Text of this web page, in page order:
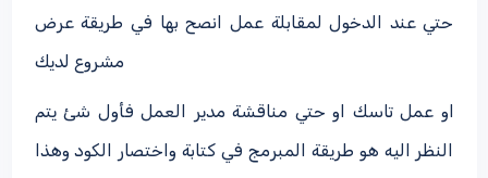
حتي عند الدخول لمقابلة عمل انصح بها في طريقة عرض
مشروع لديك
او عمل تاسك او حتي مناقشة مدير العمل فأول شئ يتم
النظر اليه هو طريقة المبرمج في كتابة واختصار الكود وهذا